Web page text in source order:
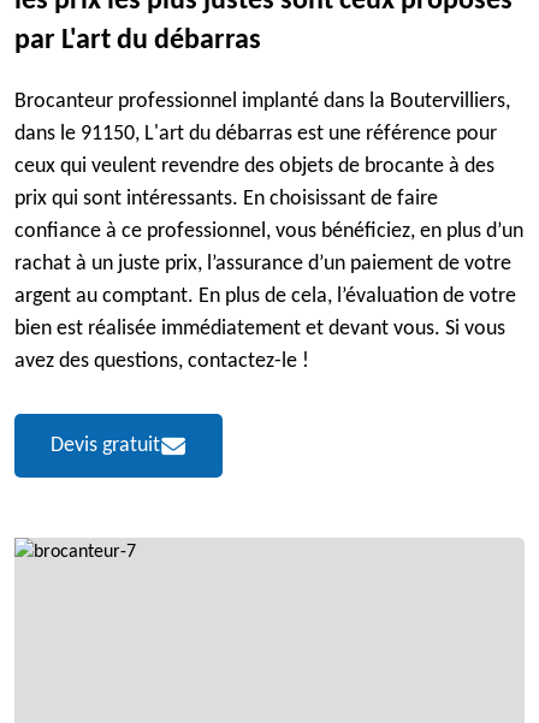
par L'art du débarras
Brocanteur professionnel implanté dans la Boutervilliers,
dans le 91150, L'art du débarras est une référence pour
ceux qui veulent revendre des objets de brocante à des
prix qui sont intéressants. En choisissant de faire
confiance à ce professionnel, vous bénéficiez, en plus d’un
rachat à un juste prix, l’assurance d’un paiement de votre
argent au comptant. En plus de cela, l’évaluation de votre
bien est réalisée immédiatement et devant vous. Si vous
avez des questions, contactez-le !
Devis gratuit